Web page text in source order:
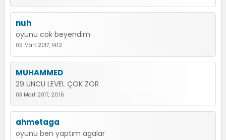
nuh
oyunu cok beyendim
05 Mart 2017, 14:12
MUHAMMED
29 UNCU LEVEL ÇOK ZOR
03 Mart 2017, 20:16
ahmetaga
oyunu ben yaptım agalar